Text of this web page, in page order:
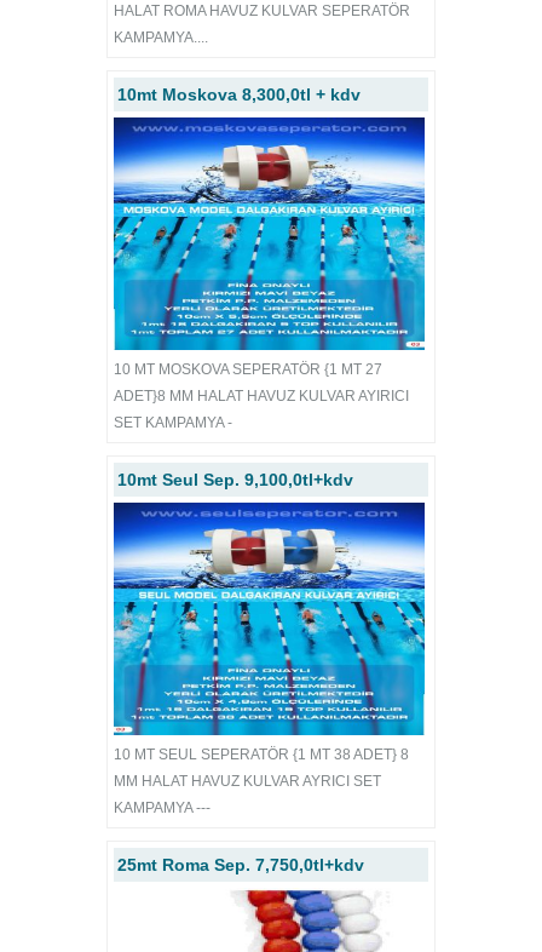
HALAT ROMA HAVUZ KULVAR SEPERATÖR
KAMPAMYA....
10mt Moskova 8,300,0tl + kdv
10 MT MOSKOVA SEPERATÖR {1 MT 27
ADET}8 MM HALAT HAVUZ KULVAR AYIRICI
SET KAMPAMYA -
10mt Seul Sep. 9,100,0tl+kdv
10 MT SEUL SEPERATÖR {1 MT 38 ADET} 8
MM HALAT HAVUZ KULVAR AYRICI SET
KAMPAMYA ---
25mt Roma Sep. 7,750,0tl+kdv